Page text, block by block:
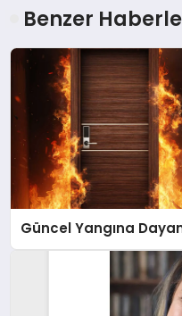
Benzer
Güncel Yangına